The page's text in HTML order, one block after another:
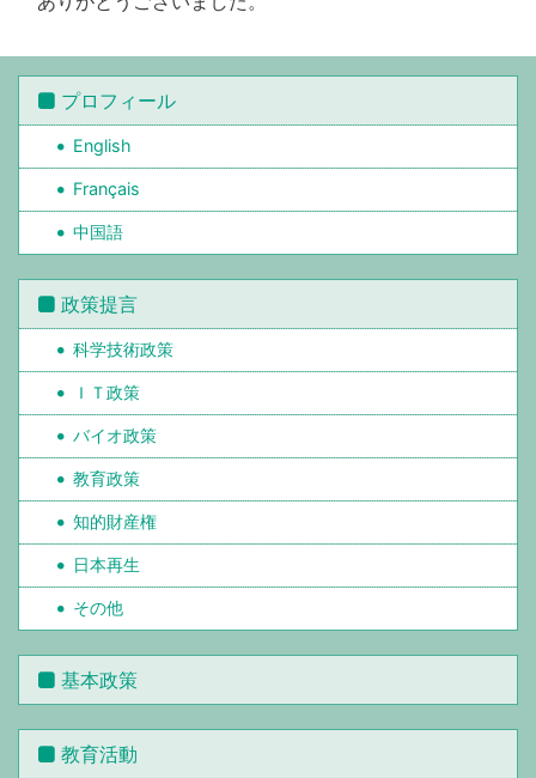
プロフィール
English
Français
中国語
政策提言
科学技術政策
ＩＴ政策
バイオ政策
教育政策
知的財産権
日本再生
その他
基本政策
教育活動